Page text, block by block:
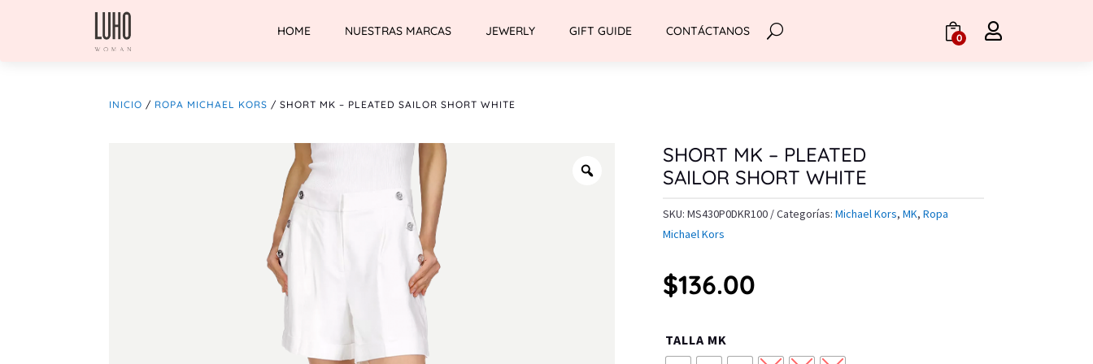
HOME NUESTRAS MARCAS JEWERLY GIFT GUIDE CONTÁCTANOS 0 
INICIO / ROPA MICHAEL KORS / SHORT MK – PLEATED SAILOR SHORT WHITE
SHORT MK – PLEATED
SAILOR SHORT WHITE
SKU: MS430P0DKR100 Categorías: Michael Kors, MK, Ropa
Michael Kors
$136.00
TALLA MK